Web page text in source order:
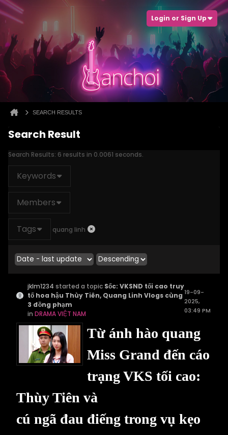
Login or Sign Up
SEARCH RESULTS
Search Result
Search Results: 6 results in 0.0061 seconds.
Keywords
Members
Tags quang linh
jklm1234 started a topic Sốc: VKSND tối cao truy
tố hoa hậu Thùy Tiên, Quang Linh Vlogs cùng
3 đồng phạm
in DRAMA VIỆT NAM
19-09-
2025,
03:49 PM
Từ ánh hào quang
Miss Grand đến cáo
trạng VKS tối cao:
Thùy Tiên và
cú ngã đau điếng trong vụ kẹo